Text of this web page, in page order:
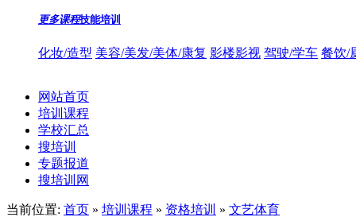
更多课程技能培训
化妆/造型 美容/美发/美体/康复 影楼影视 驾驶/学车 餐饮/
网站首页
培训课程
学校汇总
搜培训
专题报道
搜培训网
当前位置: 首页 » 培训课程 » 资格培训 » 文艺体育